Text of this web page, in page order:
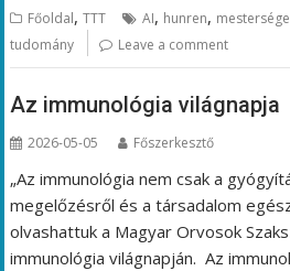
Főoldal,TTT AI, hunren,
tudomány Leave a comment
Az immunológia világnapja
2026-05-05 Főszerkesztő
„Az immunológia nem csak a
megelőzésről és a társadalom
olvashattuk a Magyar Orvosok
immunológia világnapján. Az